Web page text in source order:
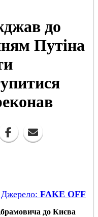
до
Путіна
Джерело: FAKE OFF
до Києва